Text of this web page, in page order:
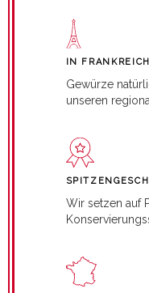
IN
Gewürze
unseren
Wir setzen auf